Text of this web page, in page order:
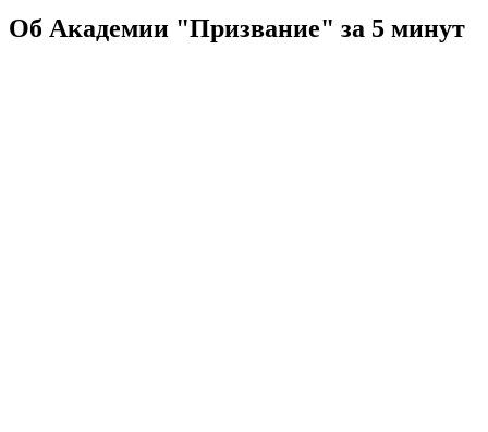
Об Академии "Призвание" за 5 минут